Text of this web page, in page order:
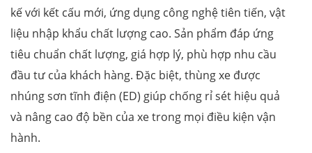
kế với kết cấu mới, ứng dụng công nghệ tiên tiến, vật
liệu nhập khẩu chất lượng cao. Sản phẩm đáp ứng
tiêu chuẩn chất lượng, giá hợp lý, phù hợp nhu cầu
đầu tư của khách hàng. Đặc biệt, thùng xe được
nhúng sơn tĩnh điện (ED) giúp chống rỉ sét hiệu quả
và nâng cao độ bền của xe trong mọi điều kiện vận
hành.